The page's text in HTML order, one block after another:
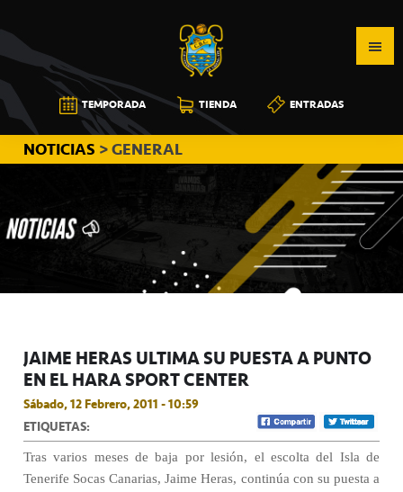
a
la
navegación
principal
al
contenido
principal
a
la
barra
lateral
principal
CB
CANARIAS
TEMPORADA TIENDA ENTRADAS
NOTICIAS > GENERAL
JAIME HERAS ULTIMA SU PUESTA A PUNTO
EN EL HARA SPORT CENTER
Sábado, 12 Febrero, 2011 - 10:59
ETIQUETAS:
Tras varios meses de baja por lesión, el escolta del Isla de
Tenerife Socas Canarias, Jaime Heras, continúa con su puesta a